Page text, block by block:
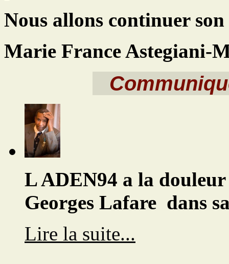
Nous allons continuer
Marie France Astegiani-
L ADEN94 a la douleur
Georges Lafare dans
Lire la suite...